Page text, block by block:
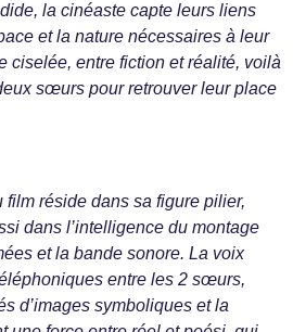
la cinéaste capte leurs liens
et la nature nécessaires à leur
ciselée, entre fiction et réalité, voilà
sœurs pour retrouver leur place
film réside dans sa figure pilier,
dans l’intelligence du montage
et la bande sonore. La voix
entre les 2 sœurs,
d’images symboliques et la